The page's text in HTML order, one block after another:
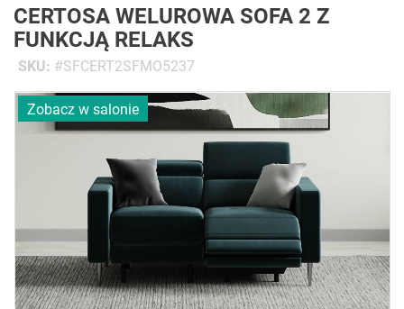
CERTOSA WELUROWA SOFA 2 Z
FUNKCJĄ RELAKS
SKU
SFCERT2SFMO5237
Przejdź
na
koniec
Zobacz w salonie